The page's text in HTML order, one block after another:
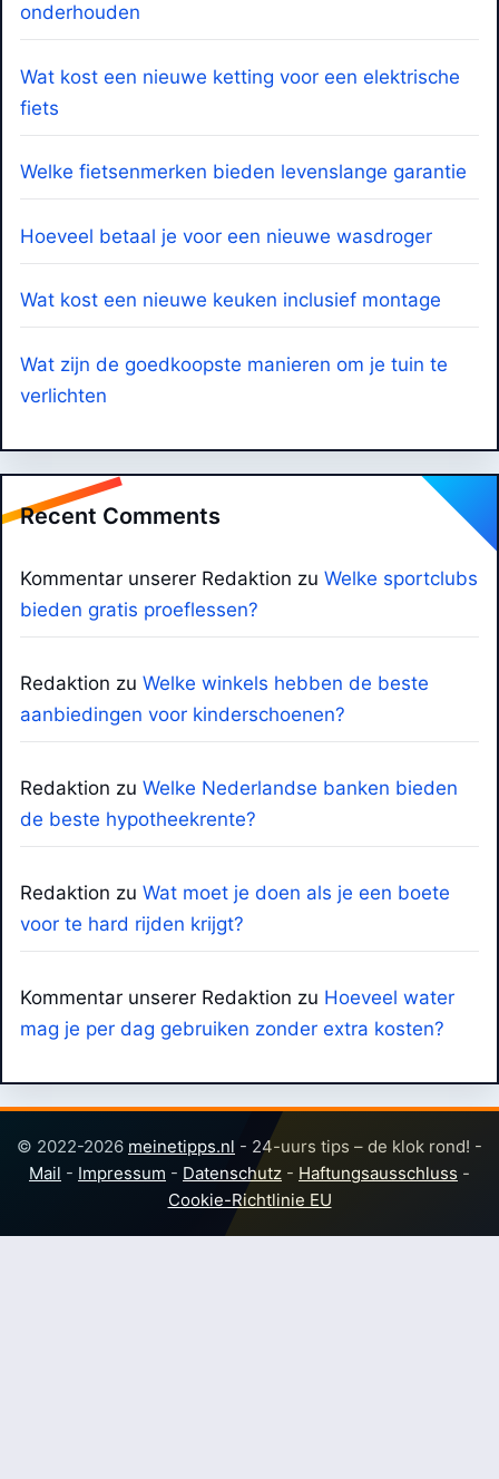
onderhouden
Wat kost een nieuwe ketting voor een elektrische
fiets
Welke fietsenmerken bieden levenslange garantie
Hoeveel betaal je voor een nieuwe wasdroger
Wat kost een nieuwe keuken inclusief montage
Wat zijn de goedkoopste manieren om je tuin te
verlichten
Recent Comments
Kommentar unserer Redaktion zu Welke sportclubs
bieden gratis proeflessen?
Redaktion zu Welke winkels hebben de beste
aanbiedingen voor kinderschoenen?
Redaktion zu Welke Nederlandse banken bieden
de beste hypotheekrente?
Redaktion zu Wat moet je doen als je een boete
voor te hard rijden krijgt?
Kommentar unserer Redaktion zu Hoeveel water
mag je per dag gebruiken zonder extra kosten?
© 2022-2026 meinetipps.nl - 24-uurs tips – de klok rond! -
Mail - Impressum - Datenschutz - Haftungsausschluss -
Cookie-Richtlinie EU